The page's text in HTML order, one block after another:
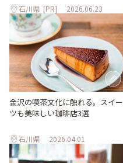
石川県 [PR] 2026.06.23
金沢の喫茶文化に触れる。スイー
ツも美味しい珈琲店3選
石川県 2026.04.01